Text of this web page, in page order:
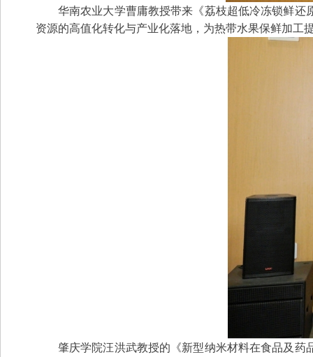
华南农业大学曹庸教授带来《荔枝超低冷冻锁鲜
资源的高值化转化与产业化落地，为热带水果保鲜加工
肇庆学院汪洪武教授的《新型纳米材料在食品及